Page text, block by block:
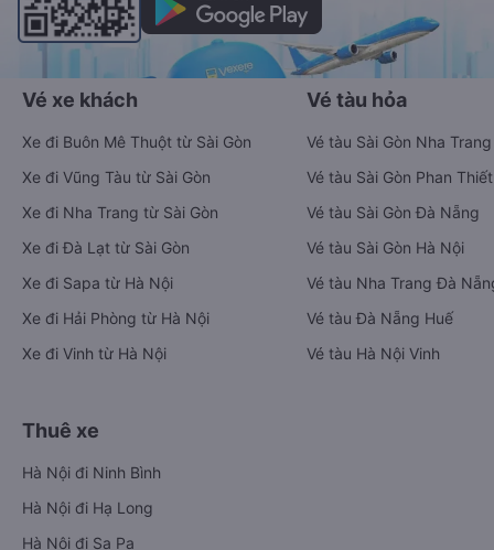
Vé xe khách
Xe đi Buôn Mê Thuột từ Sài Gòn
Xe đi Vũng Tàu từ Sài Gòn
Xe đi Nha Trang từ Sài Gòn
Xe đi Đà Lạt từ Sài Gòn
Xe đi Sapa từ Hà Nội
Xe đi Hải Phòng từ Hà Nội
Xe đi Vinh từ Hà Nội
Vé tàu hỏa
Vé tàu Sài Gòn Nha Trang
Vé tàu Sài Gòn Phan Thiết
Vé tàu Sài Gòn Đà Nẵng
Vé tàu Sài Gòn Hà Nội
Vé tàu Nha Trang Đà
Vé tàu Đà Nẵng Huế
Vé tàu Hà Nội Vinh
Thuê xe
Hà Nội đi Ninh Bình
Hà Nội đi Hạ Long
Hà Nội đi Sa Pa